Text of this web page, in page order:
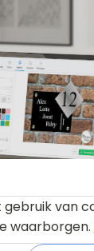
van
waarborgen.